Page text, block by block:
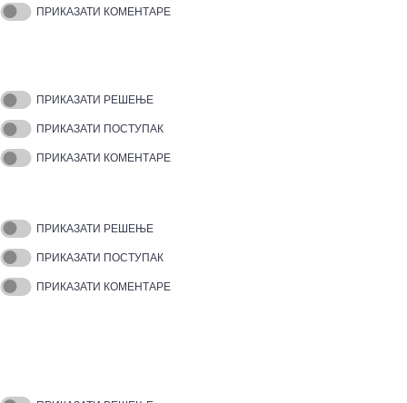
ПРИКАЗАТИ КОМЕНТАРЕ
ПРИКАЗАТИ РЕШЕЊЕ
ПРИКАЗАТИ ПОСТУПАК
ПРИКАЗАТИ КОМЕНТАРЕ
ПРИКАЗАТИ РЕШЕЊЕ
ПРИКАЗАТИ ПОСТУПАК
ПРИКАЗАТИ КОМЕНТАРЕ